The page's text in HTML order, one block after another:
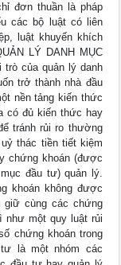
đơn thuần là pháp
các bộ luật có liên
luật khuyến khích
LÝ DANH MỤC
của quản lý danh
trở thành nhà đầu
nền tảng kiến thức
có đủ kiến thức hay
tránh rủi ro thường
thác tiền tiết kiệm
chứng khoán (được
đầu tư) quản lý.
khoán không được
giữ cùng các chứng
như một quy luật rủi
chứng khoán trong
là một nhóm các